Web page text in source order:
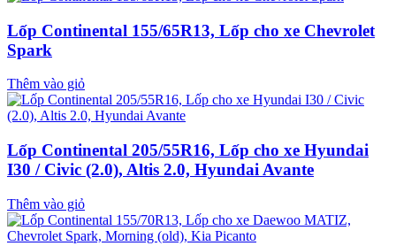
Lốp Continental 155/65R13, Lốp cho xe Chevrolet
Spark
Thêm vào giỏ
Lốp Continental 205/55R16, Lốp cho xe Hyundai
I30 / Civic (2.0), Altis 2.0, Hyundai Avante
Thêm vào giỏ